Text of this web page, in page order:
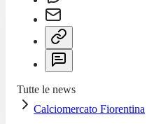
Tutte le news
Calciomercato Fiorentina